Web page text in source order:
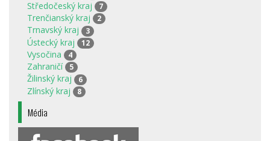
Středočeský kraj 7
Trenčianský kraj 2
Trnavský kraj 3
Ústecký kraj 12
Vysočina 4
Zahraničí 5
Žilinský kraj 6
Zlínský kraj 8
Média